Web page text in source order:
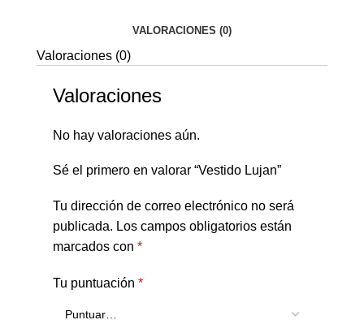
VALORACIONES (0)
Valoraciones (0)
Valoraciones
No hay valoraciones aún.
Sé el primero en valorar “Vestido Lujan”
Tu dirección de correo electrónico no será
publicada. Los campos obligatorios están
marcados con *
Tu puntuación *